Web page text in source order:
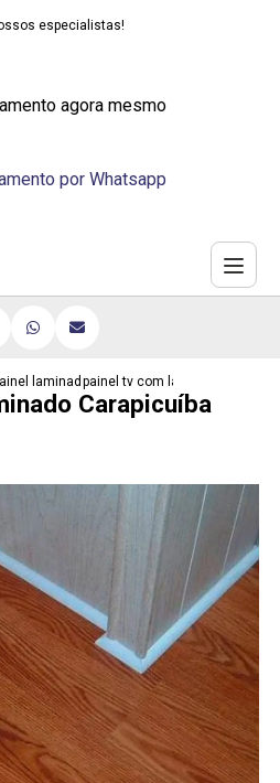
especialistas!
agora mesmo
por Whatsapp
laminado brancopainel tv com laminado
Carapicuíba